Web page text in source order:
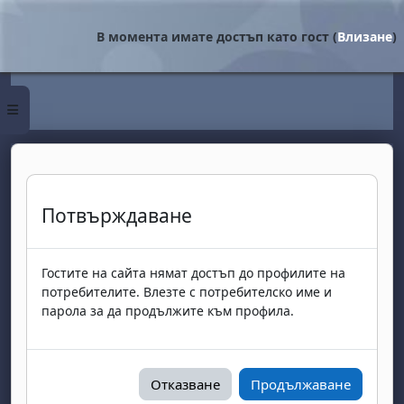
Страничен панел
В момента имате достъп като гост (Влизане)
Потвърждаване
Гостите на сайта нямат достъп до профилите на
потребителите. Влезте с потребителско име и
парола за да продължите към профила.
Отказване Продължаване